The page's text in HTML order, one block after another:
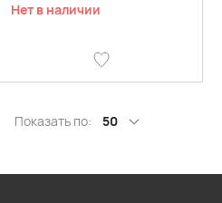
Нет в наличии
Показать по: 50